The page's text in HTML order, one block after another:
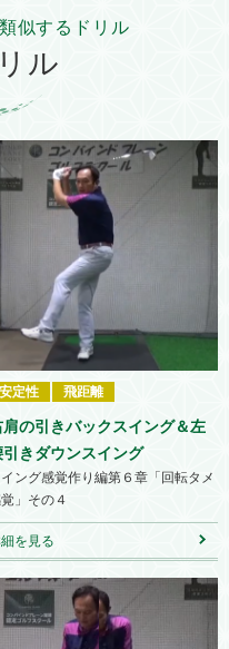
似するドリル
ル
安定性 飛距離
肩の引きバックスイング＆左
引きダウンスイング
イング感覚作り編第６章「回転タメ
」その４
を見る